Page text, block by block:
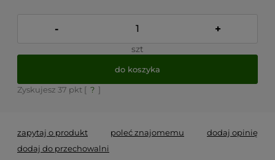
- +
szt
do koszyka
Zyskujesz 37 pkt [ ? ]
zapytaj o produkt poleć znajomemu
dodaj opinię
dodaj do przechowalni